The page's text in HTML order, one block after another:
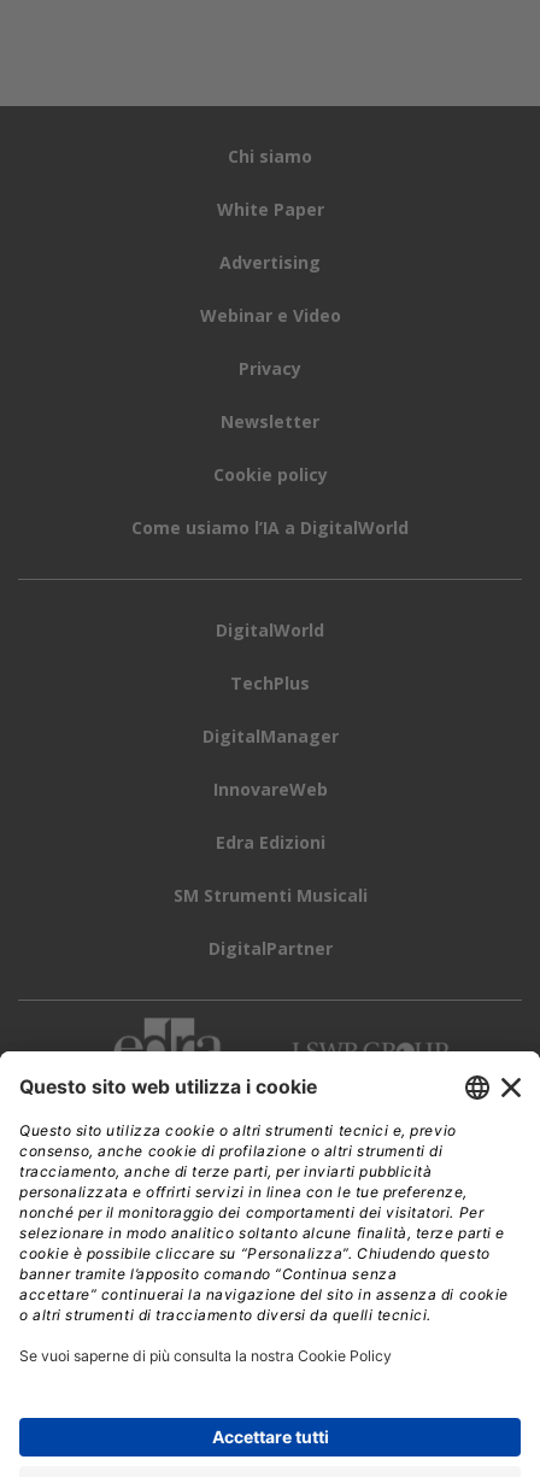
Chi siamo
White Paper
Advertising
Webinar e Video
Privacy
Newsletter
Cookie policy
Come usiamo l’IA a DigitalWorld
DigitalWorld
TechPlus
DigitalManager
InnovareWeb
Edra Edizioni
SM Strumenti Musicali
DigitalPartner
CWI è una testata giornalistica diEdra Edizioni s.r.l.
Direzione, amministrazione, redazione, pubblicità
Viale Enrico Forlanini 21 - 20134 Milano
Tel. +39 02 881841
C.F./P IVA 13002100157
www.edraedizioni.it|Privacy
Follow Us